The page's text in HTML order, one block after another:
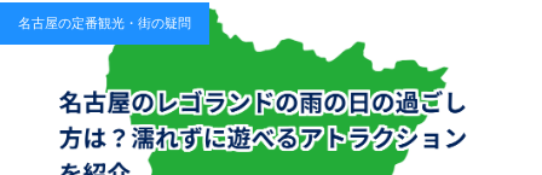
名古屋の定番観光・街の疑問